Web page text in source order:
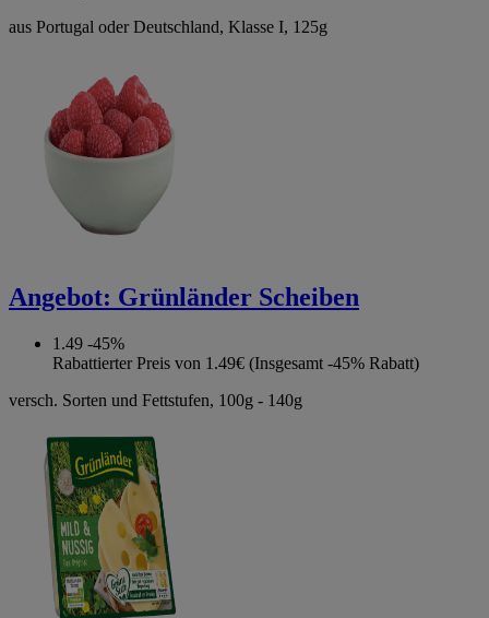
aus Portugal oder Deutschland, Klasse I, 125g
Angebot: Grünländer Scheiben
1.49 -45%
Rabattierter Preis von 1.49€ (Insgesamt -45% Rabatt)
versch. Sorten und Fettstufen, 100g - 140g